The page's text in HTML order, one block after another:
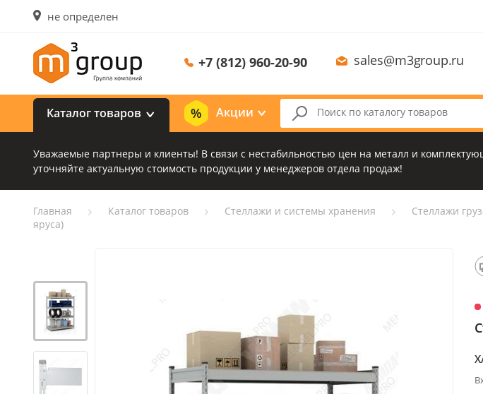
не определен
+7 (812) 960-20-90 sales@m3group.ru
Каталог товаров Акции
Уважаемые партнеры и клиенты! В связи с нестабильностью цен на металл и
уточняйте актуальную стоимость продукции у менеджеров отдела продаж!
Главная Каталог товаров Стеллажи и системы хранения Стеллажи
яруса)